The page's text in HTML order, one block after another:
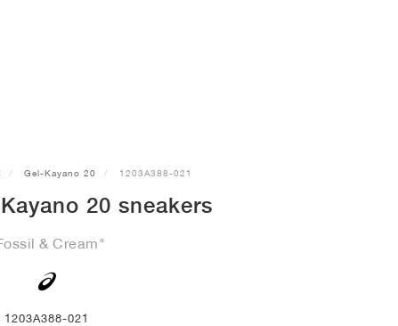
Gel-Kayano 20 1203A388-021
20 sneakers
& Cream"
1203A388-021